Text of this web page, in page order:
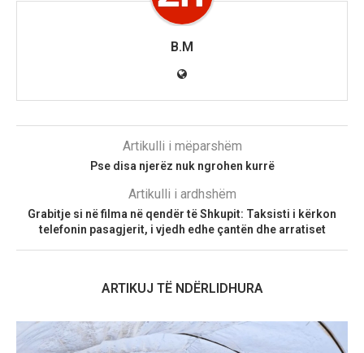
B.M
Artikulli i mëparshëm
Pse disa njerëz nuk ngrohen kurrë
Artikulli i ardhshëm
Grabitje si në filma në qendër të Shkupit: Taksisti i kërkon
telefonin pasagjerit, i vjedh edhe çantën dhe arratiset
ARTIKUJ TË NDËRLIDHURA